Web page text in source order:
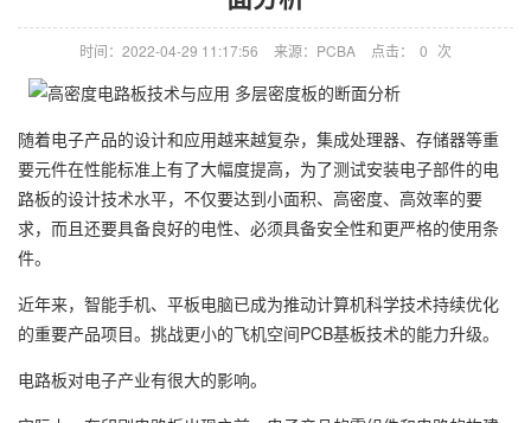
时间：2022-04-29 11:17:56 来源：PCBA 点击： 0 次
随着电子产品的设计和应用越来越复杂，集成处理器、存储器等重
要元件在性能标准上有了大幅度提高，为了测试安装电子部件的电
路板的设计技术水平，不仅要达到小面积、高密度、高效率的要
求，而且还要具备良好的电性、必须具备安全性和更严格的使用条
件。
近年来，智能手机、平板电脑已成为推动计算机科学技术持续优化
的重要产品项目。挑战更小的飞机空间PCB基板技术的能力升级。
电路板对电子产业有很大的影响。